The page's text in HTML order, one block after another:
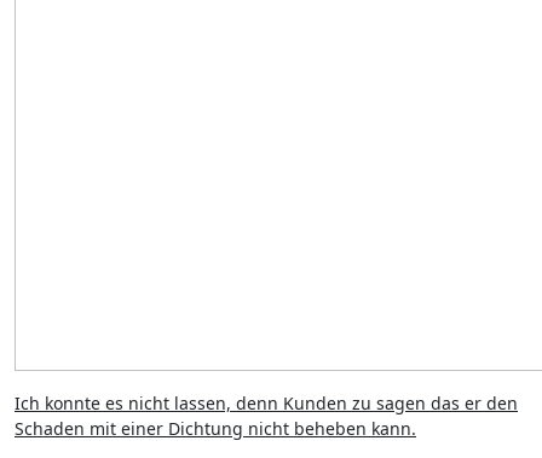
Ich konnte es nicht lassen, denn Kunden zu sagen das er den
Schaden mit einer Dichtung nicht beheben kann.